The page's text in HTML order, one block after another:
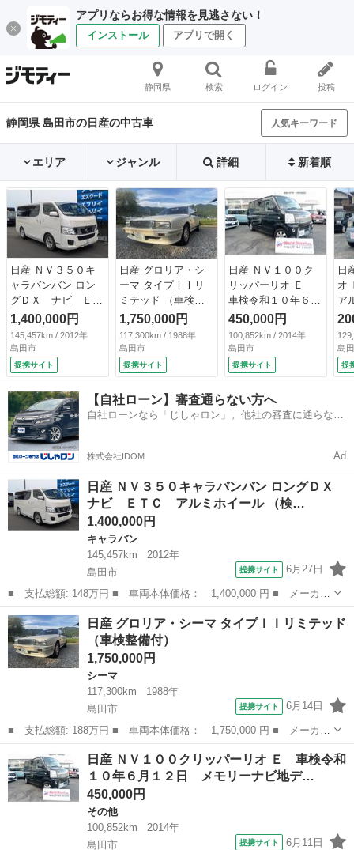
アプリならお得な情報を見逃さない！
インストール アプリで開く
静岡県 検索 ログイン 投稿
静岡県 島田市の日産の中古車 人気キーワード
エリア ジャンル 詳細 新着順
日産 ＮＶ３５０キ
ャラバンバン ロン
グＤＸ ナビ ＥＴ
Ｃ アルミホイール
（検8.10）
1,400,000円
145,457km / 2012年
島田市
提携サイト
日産 グロリア・シ
ーマ タイプＩＩリ
ミテッド （車検整
備付）
1,750,000円
117,300km / 1988年
島田市
提携サイト
日産 ＮＶ１００ク
リッパーリオ Ｅ
車検令和１０年６月
１２日 メモリーナ
ビ地デジフルセグＴ
Ｖ バックカメラ
ＥＴＣ 左パワース
ライドドアー ワイ
ヤレスキー 電動格
納ミラー オートエ
アコン ワンオーナ
450,000円
100,852km / 2014年
島田市
提携サイト
日
オ
ア
ト
Ｄ
コ
ワ
検
島
提
【自社ローン】審査通らない方へ
自社ローンなら「じしゃロン」。他社の審査に通らなか
株式会社IDOM Ad
日産 ＮＶ３５０キャラバンバン ロングＤＸ
ナビ ＥＴＣ アルミホイール （検…
1,400,000円
キャラバン
145,457km
2012年
島田市
提携サイト 6月27日
■ 支払総額: 148万円 ■ 車両本体価格： 1,400,000 円 ■ メーカー
名： 日産 ■ 車種名： ＮＶ３５０キャラバンバン ■ グレード
名： ロングＤＸ ナビ ＥＴＣ アルミホイール ■ 排気量：
2000cc...
静岡 島田市 キャラバン
日産 グロリア・シーマ タイプＩＩリミテッド
（車検整備付）
1,750,000円
シーマ
117,300km
1988年
島田市
提携サイト 6月14日
■ 支払総額: 188万円 ■ 車両本体価格： 1,750,000 円 ■ メーカー
名： 日産 ■ 車種名： グロリア・シーマ ■ グレード名： タイ
プＩＩリミテッド ■ 排気量： 3000cc ■ ドア枚数： 4DHT ...
島田市 シーマ
日産 ＮＶ１００クリッパーリオ Ｅ 車検令和
１０年６月１２日 メモリーナビ地デ…
450,000円
その他
100,852km
2014年
島田市
提携サイト 6月11日